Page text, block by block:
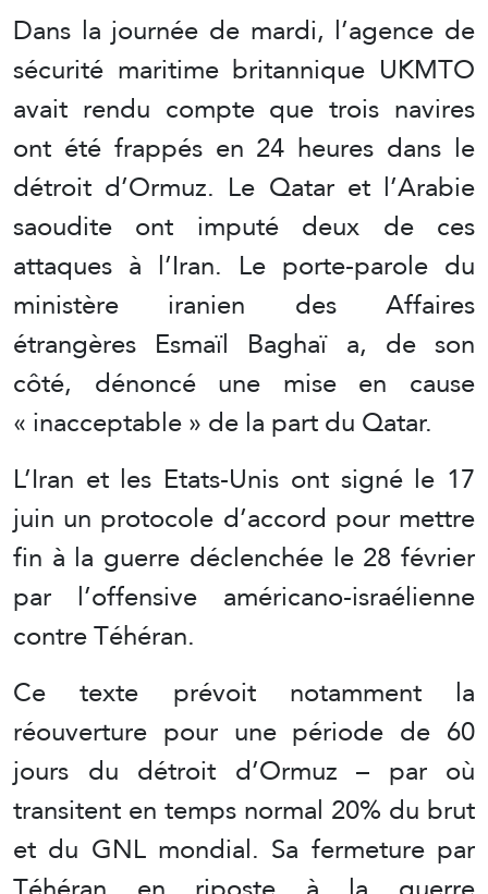
Dans la journée de mardi, l’agence de
sécurité maritime britannique UKMTO
avait rendu compte que trois navires
ont été frappés en 24 heures dans le
détroit d’Ormuz. Le Qatar et l’Arabie
saoudite ont imputé deux de ces
attaques à l’Iran. Le porte-parole du
ministère iranien des Affaires
étrangères Esmaïl Baghaï a, de son
côté, dénoncé une mise en cause
« inacceptable » de la part du Qatar.
L’Iran et les Etats-Unis ont signé le 17
juin un protocole d’accord pour mettre
fin à la guerre déclenchée le 28 février
par l’offensive américano-israélienne
contre Téhéran.
Ce texte prévoit notamment la
réouverture pour une période de 60
jours du détroit d’Ormuz – par où
transitent en temps normal 20% du brut
et du GNL mondial. Sa fermeture par